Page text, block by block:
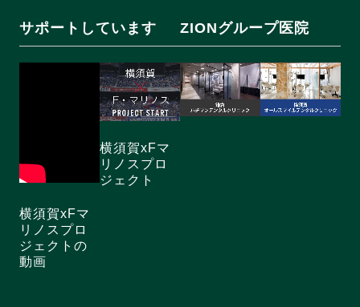
サポートしています
横須賀xFマ
リノスプロ
ジェクトの
動画
横須賀xFマ
リノスプロ
ジェクト
ZIONグループ医院